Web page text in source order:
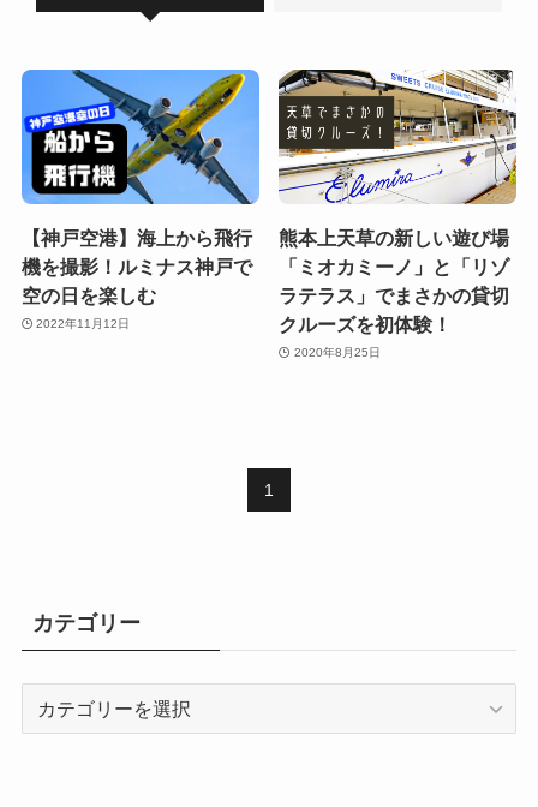
【神戸空港】海上から飛行
機を撮影！ルミナス神戸で
空の日を楽しむ
2022年11月12日
熊本上天草の新しい遊び場
「ミオカミーノ」と「リゾ
ラテラス」でまさかの貸切
クルーズを初体験！
2020年8月25日
1
カテゴリー